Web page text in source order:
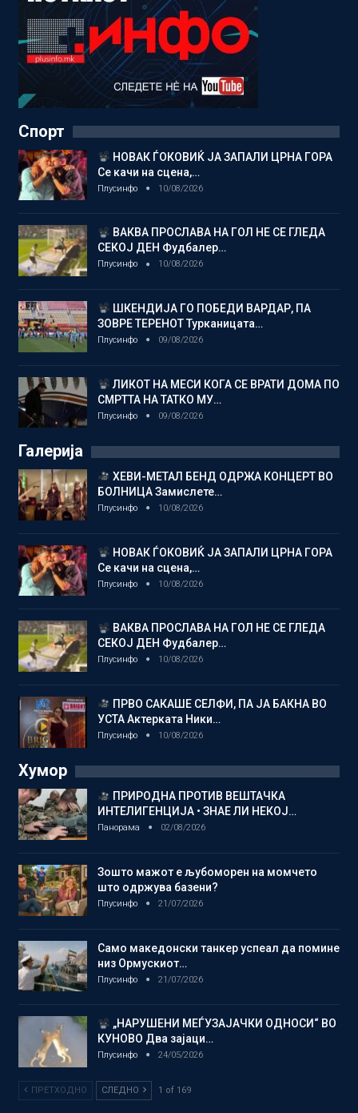
Спорт
НОВАК ЃОКОВИЌ ЈА ЗАПАЛИ ЦРНА ГОРА
Се качи на сцена,…
Плусинфо 10/08/2026
ВАКВА ПРОСЛАВА НА ГОЛ НЕ СЕ ГЛЕДА
СЕКОЈ ДЕН Фудбалер…
Плусинфо 10/08/2026
ШКЕНДИЈА ГО ПОБЕДИ ВАРДАР, ПА
ЗОВРЕ ТЕРЕНОТ Турканицата…
Плусинфо 09/08/2026
ЛИКОТ НА МЕСИ КОГА СЕ ВРАТИ ДОМА ПО
СМРТТА НА ТАТКО МУ…
Плусинфо 09/08/2026
Галерија
ХЕВИ-МЕТАЛ БЕНД ОДРЖА КОНЦЕРТ ВО
БОЛНИЦА Замислете…
Плусинфо 10/08/2026
НОВАК ЃОКОВИЌ ЈА ЗАПАЛИ ЦРНА ГОРА
Се качи на сцена,…
Плусинфо 10/08/2026
ВАКВА ПРОСЛАВА НА ГОЛ НЕ СЕ ГЛЕДА
СЕКОЈ ДЕН Фудбалер…
Плусинфо 10/08/2026
ПРВО САКАШЕ СЕЛФИ, ПА ЈА БАКНА ВО
УСТА Актерката Ники…
Плусинфо 10/08/2026
Хумор
ПРИРОДНА ПРОТИВ ВЕШТАЧКА
ИНТЕЛИГЕНЦИЈА • ЗНАЕ ЛИ НЕКОЈ…
Панорама 02/08/2026
Зошто мажот е љубоморен на момчето
што одржува базени?
Плусинфо 21/07/2026
Само македонски танкер успеал да помине
низ Ормускиот…
Плусинфо 21/07/2026
„НАРУШЕНИ МЕЃУЗАЈАЧКИ ОДНОСИ“ ВО
КУНОВО Два зајаци…
Плусинфо 24/05/2026
ПРЕТХОДНО СЛЕДНО 1 of 169